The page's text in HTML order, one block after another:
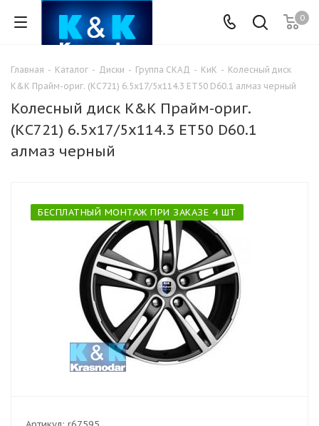
0
Главная - Каталог - Диски - Группа СКАД - КиК - Колесный диск
K&K Прайм-ориг. (КС721) 6.5x17/5x114.3 ET50 D60.1 алмаз черный
Колесный диск K&K Прайм-ориг.
(КС721) 6.5x17/5x114.3 ET50 D60.1
алмаз черный
БЕСПЛАТНЫЙ МОНТАЖ ПРИ ЗАКАЗЕ 4 ШТ